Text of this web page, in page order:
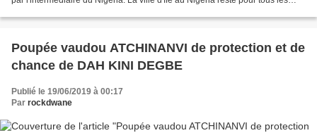
Poupée vaudou ATCHINANVI de protection et de
chance de DAH KINI DEGBE
Publié le 19/06/2019 à 00:17
Par rockdwane